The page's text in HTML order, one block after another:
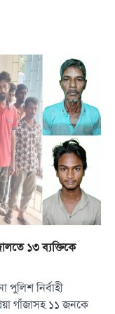
১৩ ব্যক্তিকে
পুলিশ নির্বাহী
গাঁজাসহ ১১ জনকে